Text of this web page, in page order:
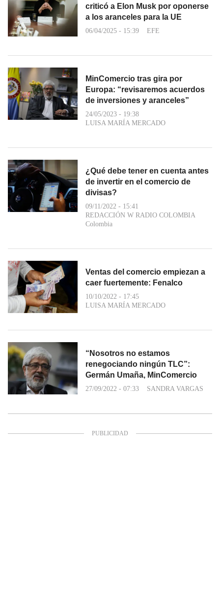
criticó a Elon Musk por oponerse
a los aranceles para la UE
06/04/2025 - 15:39 EFE
MinComercio tras gira por
Europa: “revisaremos acuerdos
de inversiones y aranceles”
24/05/2023 - 19:38
LUISA MARÍA MERCADO
¿Qué debe tener en cuenta antes
de invertir en el comercio de
divisas?
09/11/2022 - 15:41
REDACCIÓN W RADIO COLOMBIA
Colombia
Ventas del comercio empiezan a
caer fuertemente: Fenalco
10/10/2022 - 17:45
LUISA MARÍA MERCADO
“Nosotros no estamos
renegociando ningún TLC”:
Germán Umaña, MinComercio
27/09/2022 - 07:33 SANDRA VARGAS